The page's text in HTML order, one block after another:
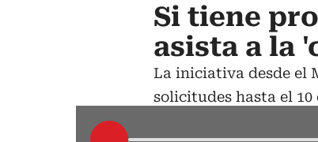
Si tiene
asista a la
La iniciativa desde el
solicitudes hasta el 10